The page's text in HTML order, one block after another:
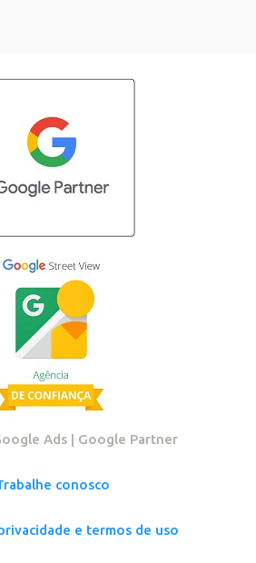
Ads | Google Partner
conosco
e termos de uso